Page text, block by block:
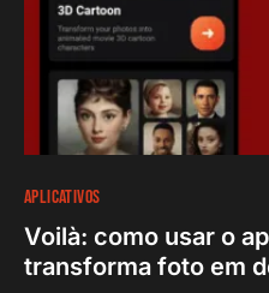
APLICATIVOS
Voilà: como usar o
transforma foto em